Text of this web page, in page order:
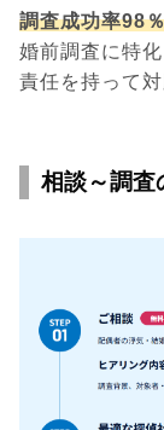
調査成功率98
婚前調査に特
責任を持って対
相談～調査